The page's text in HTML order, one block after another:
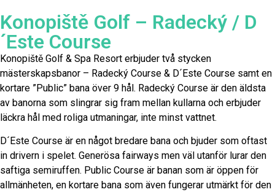
Konopiště Golf – Radecký / D
´Este Course
Konopiště Golf & Spa Resort erbjuder två stycken
mästerskapsbanor – Radecký Course & D´Este Course samt en
kortare ”Public” bana över 9 hål. Radecký Course är den äldsta
av banorna som slingrar sig fram mellan kullarna och erbjuder
läckra hål med roliga utmaningar, inte minst vattnet.
D´Este Course är en något bredare bana och bjuder som oftast
in drivern i spelet. Generösa fairways men väl utanför lurar den
saftiga semiruffen. Public Course är banan som är öppen för
allmänheten, en kortare bana som även fungerar utmärkt för den